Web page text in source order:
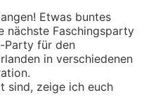
Etwas buntes
nächste Faschingsparty
Party für den
in verschiedenen
sind, zeige ich euch